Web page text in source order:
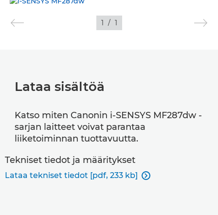
1 / 1
Lataa sisältöä
Katso miten Canonin i-SENSYS MF287dw -
sarjan laitteet voivat parantaa
liiketoiminnan tuottavuutta.
Tekniset tiedot ja määritykset
Lataa tekniset tiedot [pdf, 233 kb] 